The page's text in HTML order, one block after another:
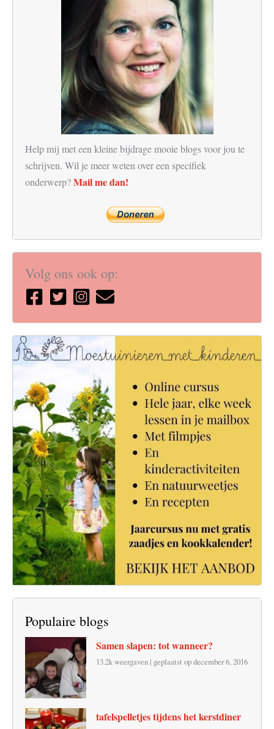
Help mij met een kleine bijdrage mooie blogs voor jou te
schrijven. Wil je meer weten over een specifiek
onderwerp?Mail me dan!
Volg ons ook op:
Populaire blogs
Samen slapen: tot wanneer?
13.2k weergaven | geplaatst op december 6, 2016
tafelspelletjes tijdens het kerstdiner